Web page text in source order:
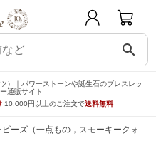
search
）｜パワーストーンや誕生石のブレスレッ
通販サイト
10,000円以上のご注文で送料無料
ビーズ（一点もの，スモーキークォー